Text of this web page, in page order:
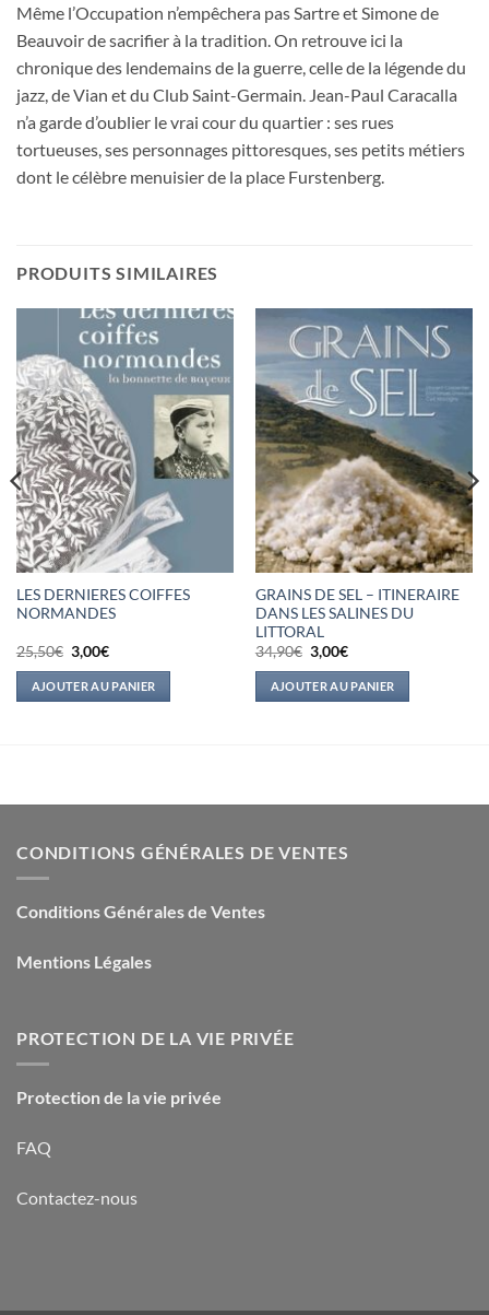
Même l’Occupation n’empêchera pas Sartre et Simone de
Beauvoir de sacrifier à la tradition. On retrouve ici la
chronique des lendemains de la guerre, celle de la légende du
jazz, de Vian et du Club Saint-Germain. Jean-Paul Caracalla
n’a garde d’oublier le vrai cour du quartier : ses rues
tortueuses, ses personnages pittoresques, ses petits métiers
dont le célèbre menuisier de la place Furstenberg.
PRODUITS SIMILAIRES
LES DERNIERES COIFFES
NORMANDES
25,50€ Le
prix
initial
était :
25,50€.
3,00€Le
actuel
est :
3,00€.
AJOUTER AU PANIER
GRAINS DE SEL – ITINERAIRE
DANS LES SALINES DU
LITTORAL
34,90€ Le
prix
initial
était :
34,90€.
3,00€Le
actuel
est :
3,00€.
AJOUTER AU PANIER
CONDITIONS GÉNÉRALES DE VENTES
Conditions Générales de Ventes
Mentions Légales
PROTECTION DE LA VIE PRIVÉE
Protection de la vie privée
FAQ
Contactez-nous